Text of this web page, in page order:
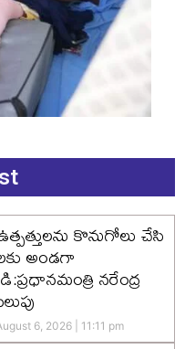
కొనుగోలు చేసి
అండగా
నరేంద్ర
6, 2026 11:11 pm